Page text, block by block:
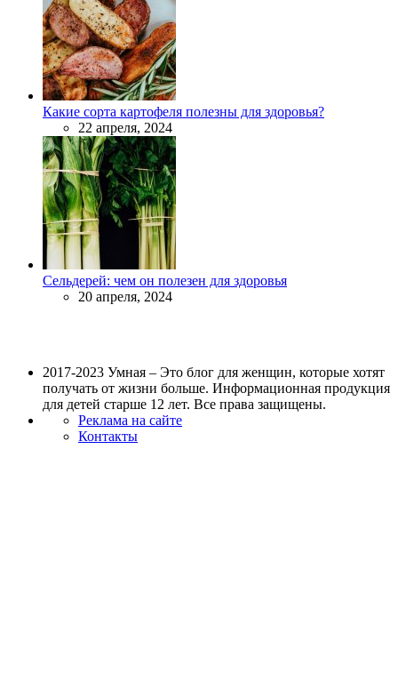
Какие сорта картофеля полезны для здоровья?
22 апреля, 2024
Сельдерей: чем он полезен для здоровья
20 апреля, 2024
2017-2023 Умная – Это блог для женщин, которые хотят
получать от жизни больше. Информационная продукция
для детей старше 12 лет. Все права защищены.
Реклама на сайте
Контакты